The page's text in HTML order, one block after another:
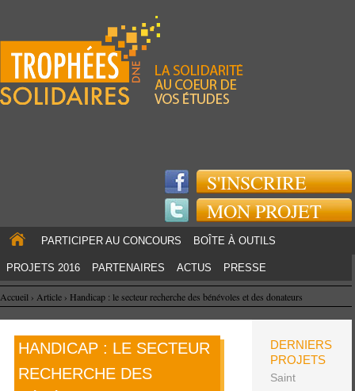
S'INSCRIRE
MON PROJET
PARTICIPER AU CONCOURS BOÎTE À OUTILS
PROJETS 2016 PARTENAIRES ACTUS PRESSE
Accueil › Article › Handicap : le secteur recherche des bénévoles et des donateurs
HANDICAP : LE SECTEUR
RECHERCHE DES
DERNIERS
PROJETS
Saint